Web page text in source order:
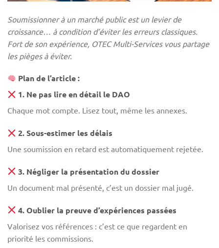
Soumissionner à un marché public est un levier de
croissance… à condition d’éviter les erreurs classiques.
Fort de son expérience, OTEC Multi-Services vous partage
les pièges à éviter.
Plan de l’article :
1. Ne pas lire en détail le DAO
Chaque mot compte. Lisez tout, même les annexes.
2. Sous-estimer les délais
Une soumission en retard est automatiquement rejetée.
3. Négliger la présentation du dossier
Un document mal présenté, c’est un dossier mal jugé.
4. Oublier la preuve d’expériences passées
Valorisez vos références : c’est ce que regardent en
priorité les commissions.